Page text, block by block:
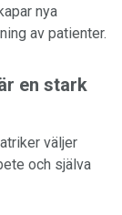
nya
av patienter.
en stark
väljer
och själva